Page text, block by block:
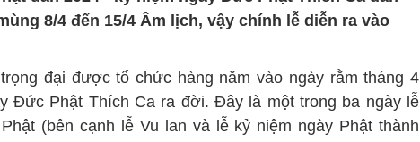
8/4 đến 15/4 Âm lịch, vậy chính lễ diễn ra vào
đại được tổ chức hàng năm vào ngày rằm tháng 4
Đức Phật Thích Ca ra đời. Đây là một trong ba ngày lễ
(bên cạnh lễ Vu lan và lễ kỷ niệm ngày Phật thành